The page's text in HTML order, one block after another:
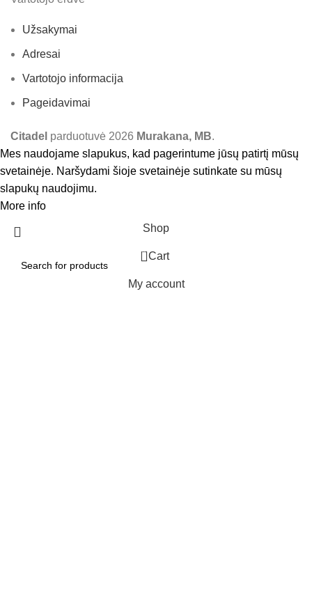
Užsakymai
Adresai
Vartotojo informacija
Pageidavimai
Citadel parduotuvė 2026 Murakana, MB.
Mes naudojame slapukus, kad pagerintume jūsų patirtį mūsų
svetainėje. Naršydami šioje svetainėje sutinkate su mūsų
slapukų naudojimu.
More info
Shop
0 Cart
My account